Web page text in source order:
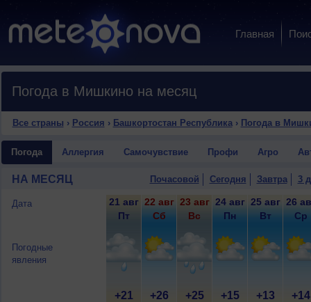
Главная
Погода в Мишкино на месяц
Все страны › Россия › Башкортостан Республика› Погода в
Погода Аллергия Самочувствие Профи Агро
НА МЕСЯЦ Почасовой Сегодня Завтра 3
Дата
Погодные
явления
21 авг
Пт
+21
22 авг
Сб
+26
23 авг
Вс
+25
24 авг
Пн
+15
25 авг
Вт
+13
26
Ср
+14